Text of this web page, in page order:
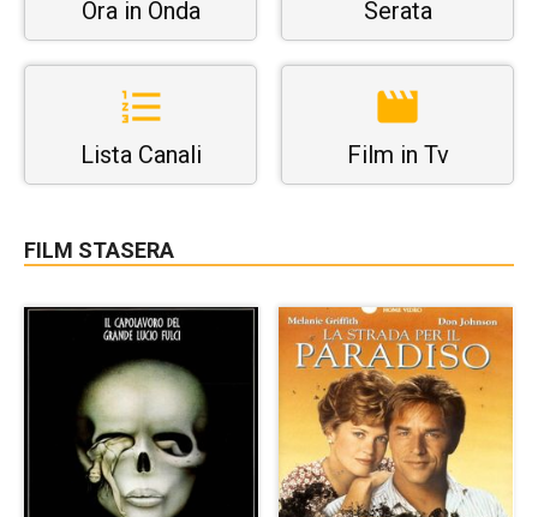
Ora in Onda Serata
Lista Canali Film in Tv
FILM STASERA